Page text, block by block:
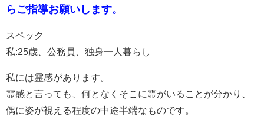
らご指導お願いします。
スペック
私:25歳、公務員、独身一人暮らし
私には霊感があります。
霊感と言っても、何となくそこに霊がいることが分かり、
偶に姿が視える程度の中途半端なものです。